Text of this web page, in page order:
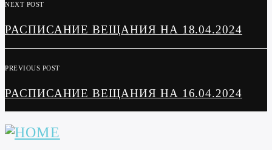
NEXT POST
РАСПИСАНИЕ ВЕЩАНИЯ НА 18.04.2024
PREVIOUS POST
РАСПИСАНИЕ ВЕЩАНИЯ НА 16.04.2024